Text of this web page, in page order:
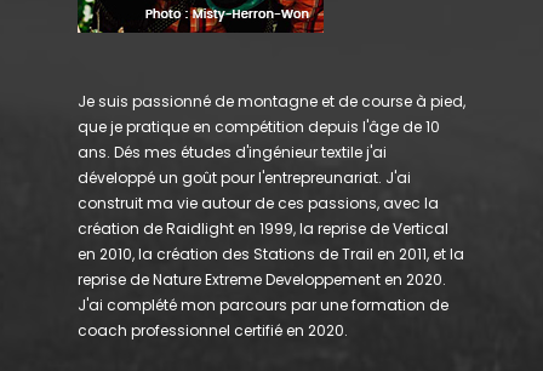
Je suis passionné de montagne et de course à pied,
que je pratique en compétition depuis l'âge de 10
ans. Dés mes études d'ingénieur textile j'ai
développé un goût pour l'entrepreunariat. J'ai
construit ma vie autour de ces passions, avec la
création de Raidlight en 1999, la reprise de Vertical
en 2010, la création des Stations de Trail en 2011, et la
reprise de Nature Extreme Developpement en 2020.
J'ai complété mon parcours par une formation de
coach professionnel certifié en 2020.